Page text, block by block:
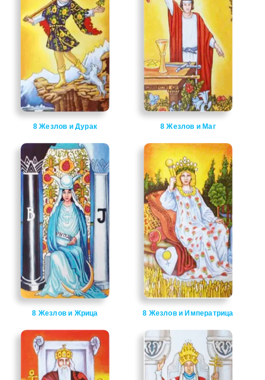
8 Жезлов и Дурак 8 Жезлов и Маг
8 Жезлов и Жрица 8 Жезлов и Императрица